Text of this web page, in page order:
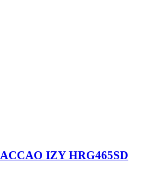
IZY HRG465SD